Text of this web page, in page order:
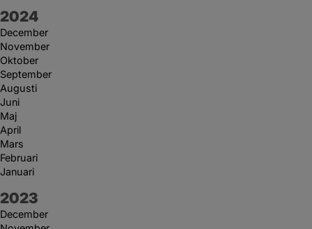
År:
2024
December
November
Oktober
September
Augusti
Juni
Maj
April
Mars
Februari
Januari
År:
2023
December